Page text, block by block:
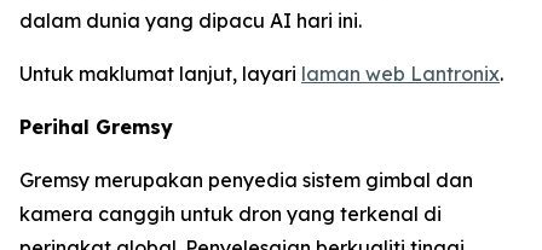
dalam dunia yang dipacu AI hari ini.
Untuk maklumat lanjut, layari laman web Lantronix.
Perihal Gremsy
Gremsy merupakan penyedia sistem gimbal dan
kamera canggih untuk dron yang terkenal di